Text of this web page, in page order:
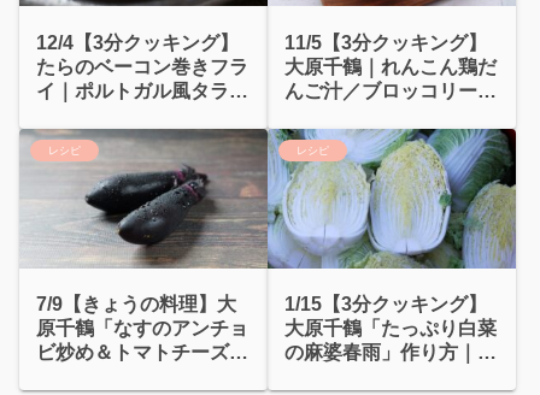
12/4【3分クッキング】
たらのベーコン巻きフラ
イ｜ポルトガル風タラと
11/5【3分クッキング】
大原千鶴｜れんこん鶏だ
んご汁／ブロッコリーと
レシピ
7/9【きょうの料理】大
原千鶴「なすのアンチョ
ビ炒め＆トマトチーズ焼
レシピ
1/15【3分クッキング】
大原千鶴「たっぷり白菜
の麻婆春雨」作り方｜麻